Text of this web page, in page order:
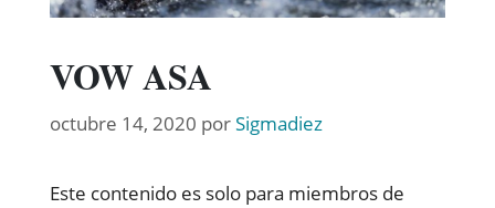
VOW ASA
octubre 14, 2020 porSigmadiez
Este contenido es solo para miembros de